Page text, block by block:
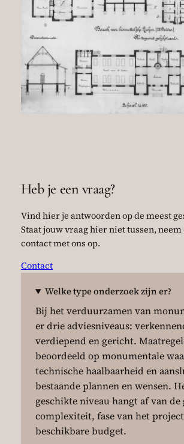
Heb je een vraag?
Vind hier je antwoorden op de meest
Staat jouw vraag hier niet tussen,
contact met ons op.
Contact
Welke type onderzoek zijn er?
Bij het verduurzamen van
er drie adviesniveaus:
verdiepend en gericht.
beoordeeld op monumentale
technische haalbaarheid en
bestaande plannen en wensen.
geschikte niveau hangt af van
complexiteit, fase van het
beschikbare budget.